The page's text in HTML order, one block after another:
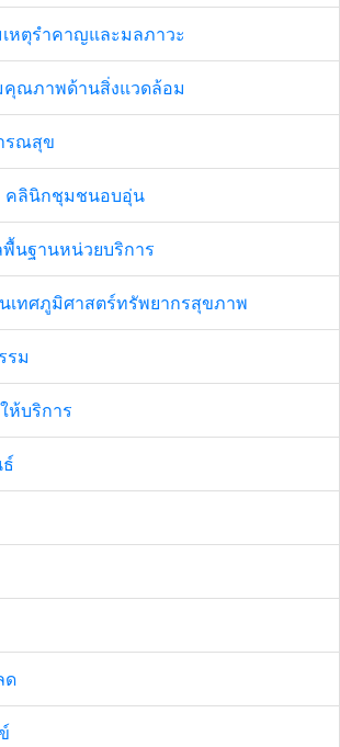
หตุรำคาญและมลภาวะ
คุณภาพด้านสิ่งแวดล้อม
รณสุข
คลินิกชุมชนอบอุ่น
นฐานหน่วยบริการ
เทศภูมิศาสตร์ทรัพยากรสุขภาพ
รม
ห้บริการ
ด